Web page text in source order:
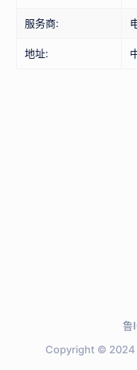
服务商:
地址:
Copyright © 2024
鲁